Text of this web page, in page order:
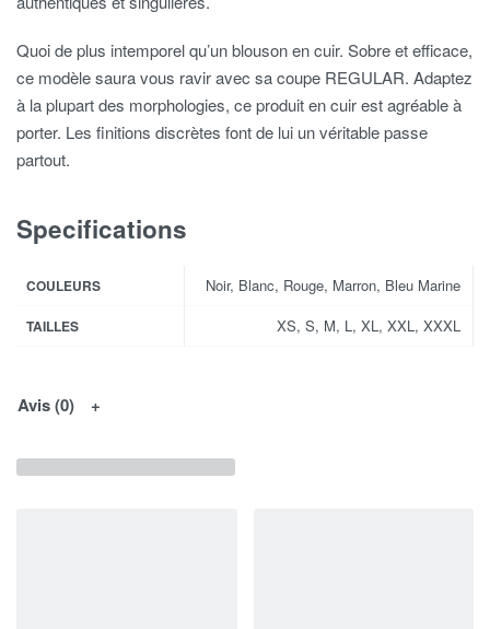
Quoi de plus intemporel qu’un blouson en cuir. Sobre et efficace,
ce modèle saura vous ravir avec sa coupe REGULAR. Adaptez
à la plupart des morphologies, ce produit en cuir est agréable à
porter. Les finitions discrètes font de lui un véritable passe
partout.
Specifications
COULEURS Noir, Blanc, Rouge, Marron, Bleu Marine
TAILLES XS, S, M, L, XL, XXL, XXXL
Avis (0)